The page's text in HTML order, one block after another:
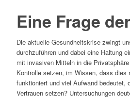
Eine Frage
Die aktuelle Gesundheitskrise zwingt
durchzuführen und dabei eine Haltung
mit invasiven Mitteln in die
Kontrolle setzen, im Wissen, dass dies
funktioniert und viel Aufwand bedeutet,
Vertrauen setzen? Untersuchungen